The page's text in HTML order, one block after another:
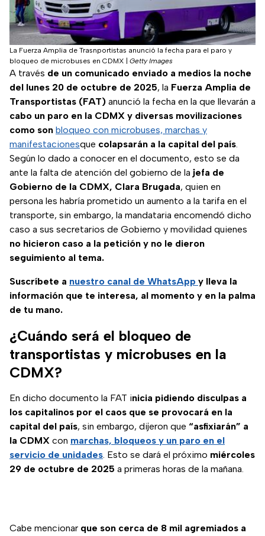
La Fuerza Amplia de Trasnportistas anunció la fecha para el paro y
bloqueo de microbuses en CDMX
Getty Images
A través de un comunicado enviado a medios la noche
del lunes 20 de octubre de 2025, la Fuerza Amplia de
Transportistas (FAT) anunció la fecha en la que llevarán a
cabo un paro en la CDMX y diversas movilizaciones
como son bloqueo con microbuses, marchas y
manifestacionesque colapsarán a la capital del país.
Según lo dado a conocer en el documento, esto se da
ante la falta de atención del gobierno de la jefa de
Gobierno de la CDMX, Clara Brugada, quien en
persona les habría prometido un aumento a la tarifa en el
transporte, sin embargo, la mandataria encomendó dicho
caso a sus secretarios de Gobierno y movilidad quienes
no hicieron caso a la petición y no le dieron
seguimiento al tema.
Suscríbete a nuestro canal de WhatsApp y lleva la
información que te interesa, al momento y en la palma
de tu mano.
¿Cuándo será el bloqueo de
transportistas y microbuses en la
CDMX?
En dicho documento la FAT inicia pidiendo disculpas a
los capitalinos por el caos que se provocará en la
capital del país, sin embargo, dijeron que “asfixiarán” a
la CDMX con marchas, bloqueos y un paro en el
servicio de unidades. Esto se dará el próximo miércoles
29 de octubre de 2025 a primeras horas de la mañana.
Cabe mencionar que son cerca de 8 mil agremiados a